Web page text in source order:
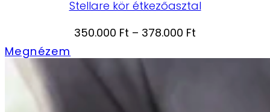
Stellare kör étkezőasztal
350.000 Ft – 378.000 Ft
Megnézem